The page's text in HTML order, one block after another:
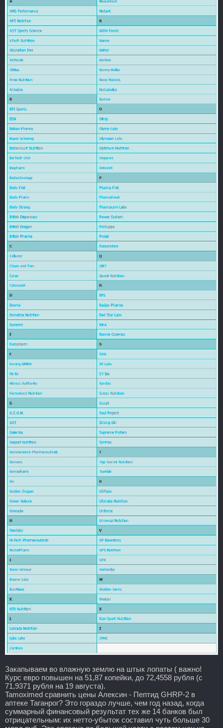
Закапываем во влажную землю на штык лопаты ( важно!
Курс евро повышен на 51,87 копейки, до 72,4558 рубля (с
71,9371 рубля на 19 августа).
Tamoximed сравнить цены Алексин - Пептид GHRP-2 в
аптеке Таганрог? Это гораздо лучше, чем год назад, когда
суммарный финансовый результат тех же 14 банков был
отрицательным: их нетто-убыток составил чуть больше 30